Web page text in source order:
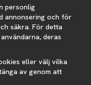
och
personlig
annonsering och för
säkra. För detta
deras
eller välj vilka
av genom att